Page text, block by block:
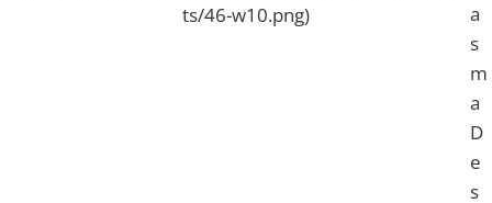
ts/46-w10.png)
a
s
m
a
D
e
s